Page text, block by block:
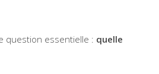
question essentielle : quelle